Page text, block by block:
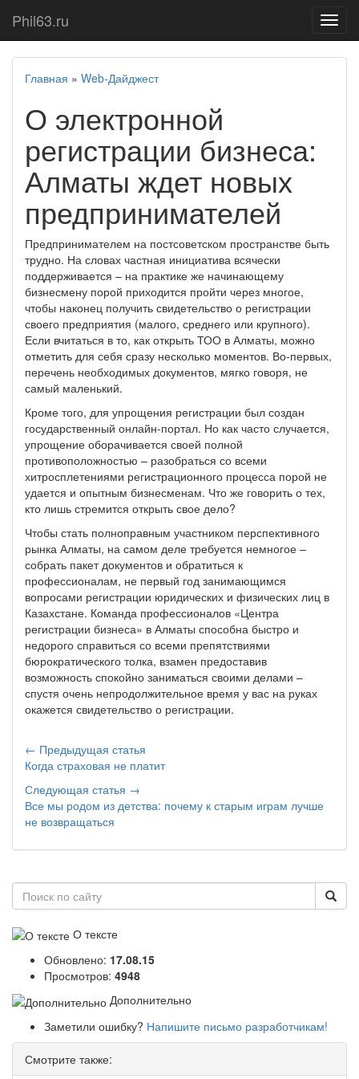
меню
Phil63.ru
Главная » Web-Дайджест
О электронной
регистрации бизнеса:
Алматы ждет новых
предпринимателей
Предпринимателем на постсоветском пространстве быть
трудно. На словах частная инициатива всячески
поддерживается – на практике же начинающему
бизнесмену порой приходится пройти через многое,
чтобы наконец получить свидетельство о регистрации
своего предприятия (малого, среднего или крупного).
Если вчитаться в то, как открыть ТОО в Алматы, можно
отметить для себя сразу несколько моментов. Во-первых,
перечень необходимых документов, мягко говоря, не
самый маленький.
Кроме того, для упрощения регистрации был создан
государственный онлайн-портал. Но как часто случается,
упрощение оборачивается своей полной
противоположностью – разобраться со всеми
хитросплетениями регистрационного процесса порой не
удается и опытным бизнесменам. Что же говорить о тех,
кто лишь стремится открыть свое дело?
Чтобы стать полноправным участником перспективного
рынка Алматы, на самом деле требуется немногое –
собрать пакет документов и обратиться к
профессионалам, не первый год занимающимся
вопросами регистрации юридических и физических лиц в
Казахстане. Команда профессионалов «Центра
регистрации бизнеса» в Алматы способна быстро и
недорого справиться со всеми препятствиями
бюрократического толка, взамен предоставив
возможность спокойно заниматься своими делами –
спустя очень непродолжительное время у вас на руках
окажется свидетельство о регистрации.
← Предыдущая статья
Когда страховая не платит
Следующая статья →
Все мы родом из детства: почему к старым играм лучше
не возвращаться
О тексте
Обновлено: 17.08.15
Просмотров: 4948
Дополнительно
Заметили ошибку? Напишите письмо разработчикам!
Смотрите также: